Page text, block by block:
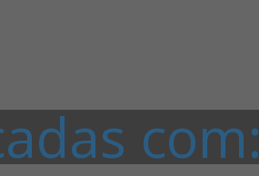
com: